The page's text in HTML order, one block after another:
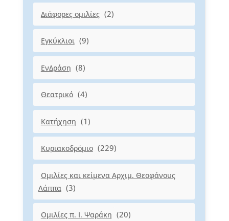
Διάφορες ομιλίες (2)
Εγκύκλιοι (9)
ΕνΔράση (8)
Θεατρικό (4)
Κατήχηση (1)
Κυριακοδρόμιο (229)
Ομιλίες και κείμενα Αρχιμ. Θεοφάνους
Λάππα (3)
Ομιλίες π. Ι. Ψαράκη (20)